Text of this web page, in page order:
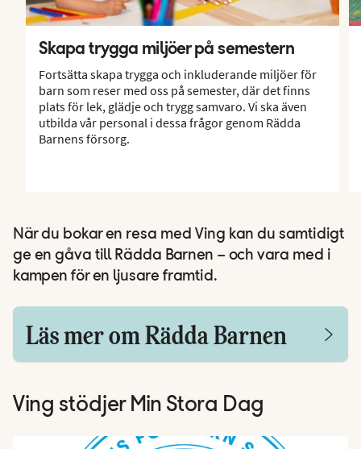
Skapa trygga miljöer på semestern
Fortsätta skapa trygga och inkluderande miljöer för
barn som reser med oss på semester, där det finns
plats för lek, glädje och trygg samvaro. Vi ska även
utbilda vår personal i dessa frågor genom Rädda
Barnens försorg.
När du bokar en resa med Ving kan du samtidigt
ge en gåva till Rädda Barnen – och vara med i
kampen för en ljusare framtid.
Läs mer om Rädda Barnen
Ving stödjer Min Stora Dag